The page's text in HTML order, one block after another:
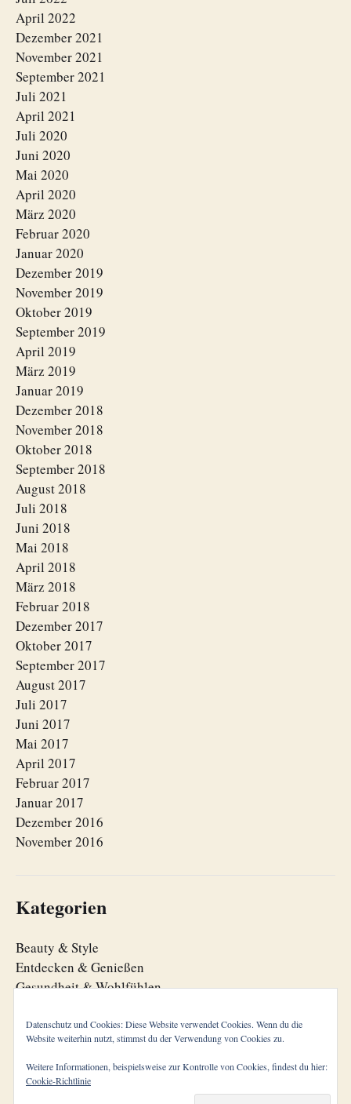
April 2022
Dezember 2021
November 2021
September 2021
Juli 2021
April 2021
Juli 2020
Juni 2020
Mai 2020
April 2020
März 2020
Februar 2020
Januar 2020
Dezember 2019
November 2019
Oktober 2019
September 2019
April 2019
März 2019
Januar 2019
Dezember 2018
November 2018
Oktober 2018
September 2018
August 2018
Juli 2018
Juni 2018
Mai 2018
April 2018
März 2018
Februar 2018
Dezember 2017
Oktober 2017
September 2017
August 2017
Juli 2017
Juni 2017
Mai 2017
April 2017
Februar 2017
Januar 2017
Dezember 2016
November 2016
Kategorien
Beauty & Style
Entdecken & Genießen
Gesundheit & Wohlfühlen
Lebensorganisation
Zeitgeist
Datenschutz und Cookies: Diese Website verwendet Cookies. Wenn du die
Website weiterhin nutzt, stimmst du der Verwendung von Cookies zu.
Weitere Informationen, beispielsweise zur Kontrolle von Cookies, findest du hier:
Cookie-Richtlinie